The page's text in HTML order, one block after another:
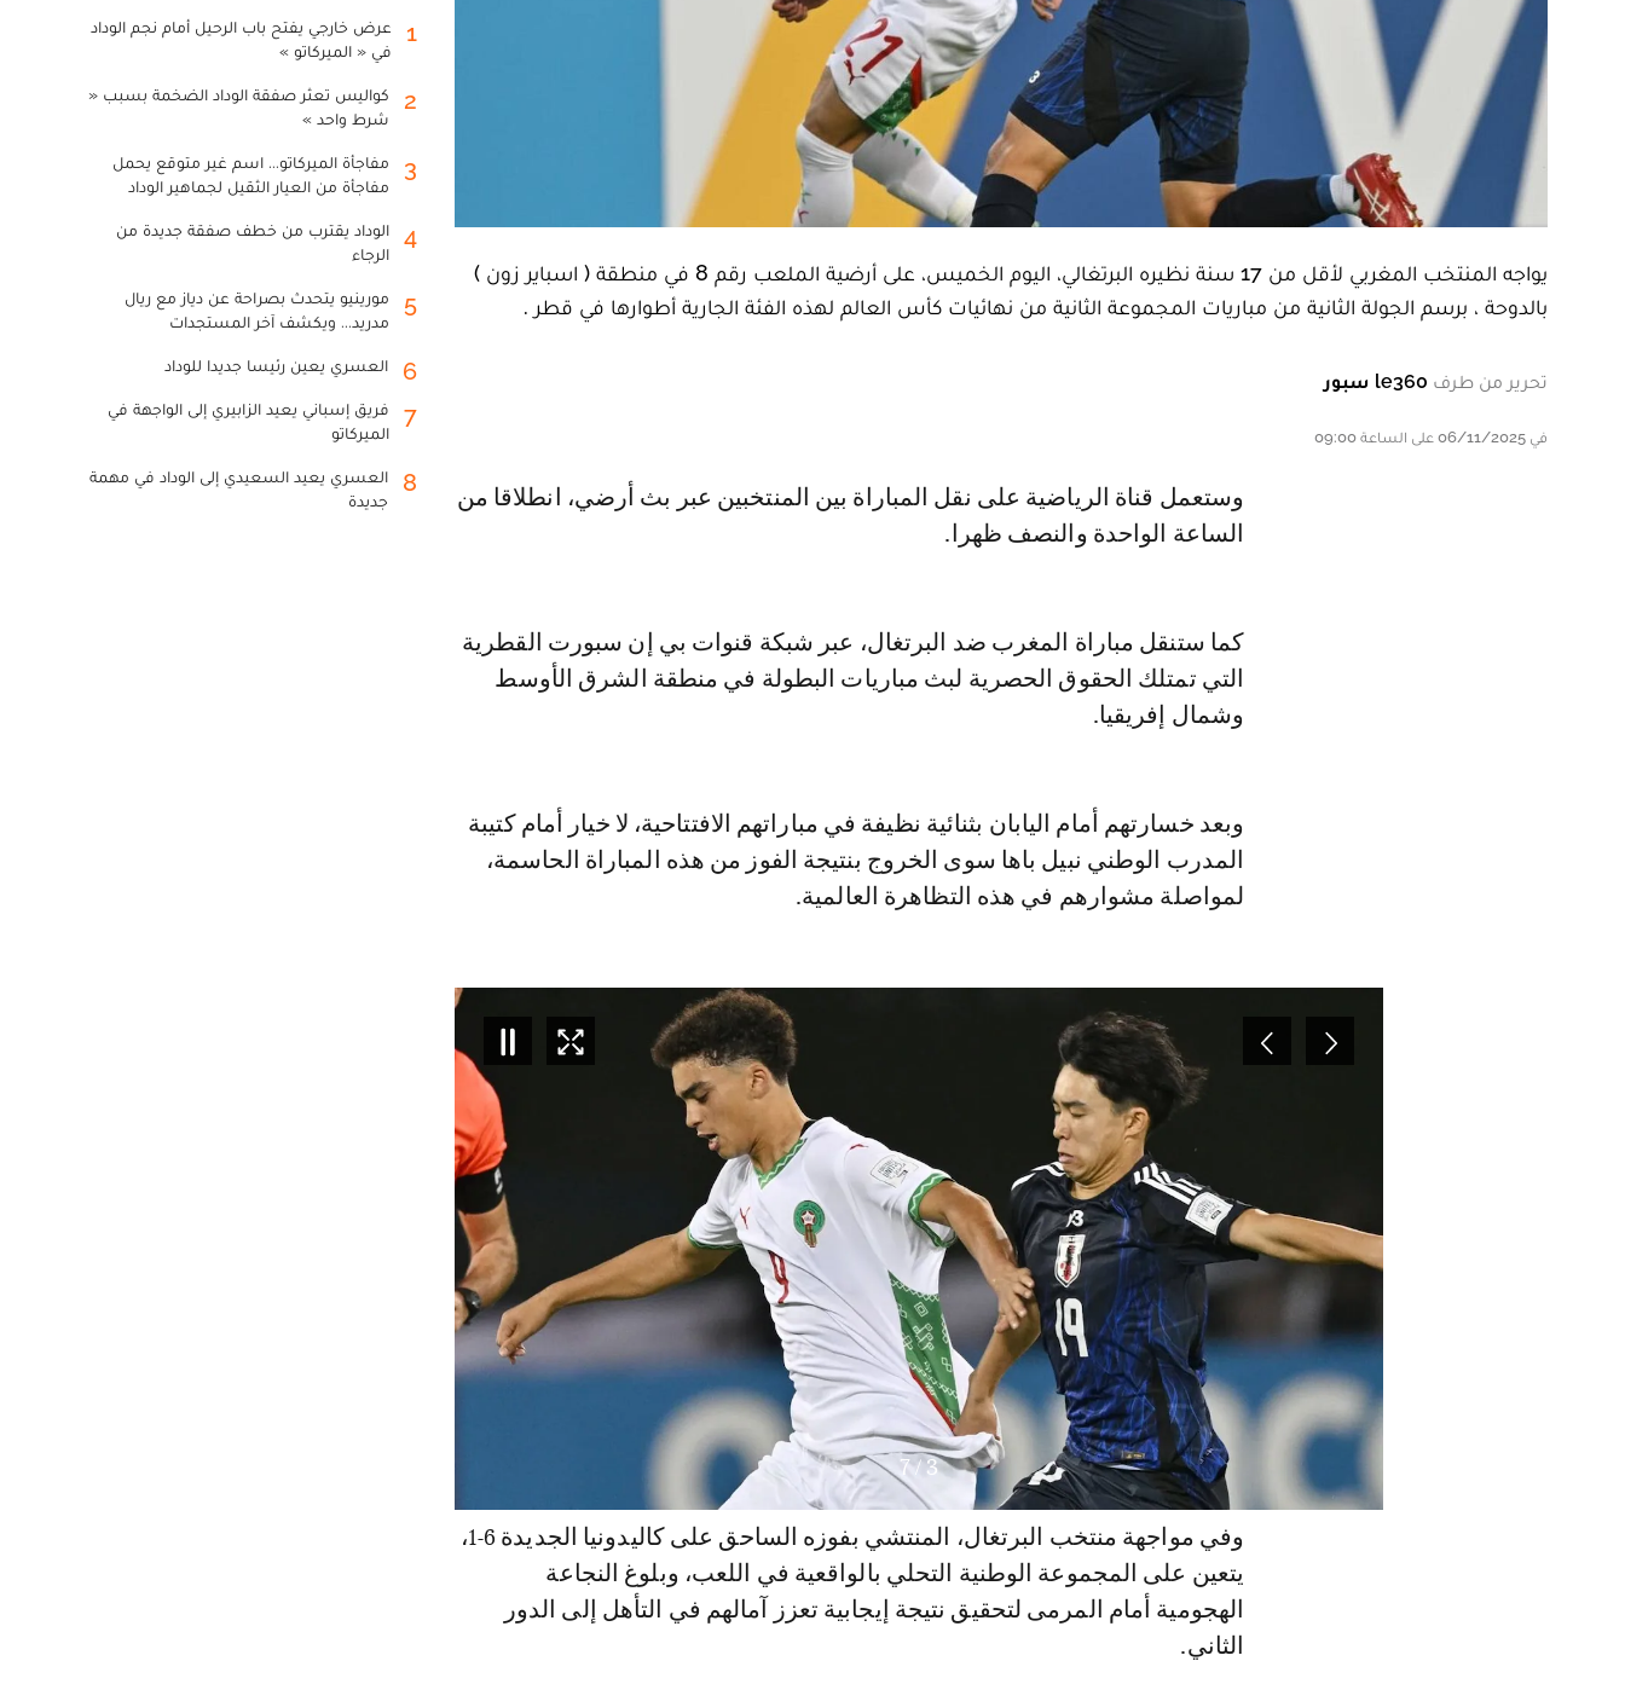
يواجه المنتخب المغربي لأقل من 17 سنة نظيره البرتغالي، اليوم الخميس، على أرضية الملعب رقم 8 في منطقة ( اسباير زون )
بالدوحة ، برسم الجولة الثانية من مباريات المجموعة الثانية من نهائيات كأس العالم لهذه الفئة الجارية أطوارها في قطر .
تحرير من طرف le360 سبور
في 06/11/2025 على الساعة 09:00
وستعمل قناة الرياضية على نقل المباراة بين المنتخبين عبر بث أرضي، انطلاقا من
الساعة الواحدة والنصف ظهرا.
كما ستنقل مباراة المغرب ضد البرتغال، عبر شبكة قنوات بي إن سبورت القطرية
التي تمتلك الحقوق الحصرية لبث مباريات البطولة في منطقة الشرق الأوسط
وشمال إفريقيا.
وبعد خسارتهم أمام اليابان بثنائية نظيفة في مباراتهم الافتتاحية، لا خيار أمام كتيبة
المدرب الوطني نبيل باها سوى الخروج بنتيجة الفوز من هذه المباراة الحاسمة،
لمواصلة مشوارهم في هذه التظاهرة العالمية.
3
/
7
وفي مواجهة منتخب البرتغال، المنتشي بفوزه الساحق على كاليدونيا الجديدة 6-1،
يتعين على المجموعة الوطنية التحلي بالواقعية في اللعب، وبلوغ النجاعة
الهجومية أمام المرمى لتحقيق نتيجة إيجابية تعزز آمالهم في التأهل إلى الدور
الثاني.
1
عرض خارجي يفتح باب الرحيل أمام نجم الوداد
في « الميركاتو »
2
كواليس تعثر صفقة الوداد الضخمة بسبب «
شرط واحد »
3
مفاجأة الميركاتو... اسم غير متوقع يحمل
مفاجأة من العيار الثقيل لجماهير الوداد
4
الوداد يقترب من خطف صفقة جديدة من
الرجاء
5
مورينيو يتحدث بصراحة عن دياز مع ريال
مدريد... ويكشف آخر المستجدات
6 العسري يعين رئيسا جديدا للوداد
7
فريق إسباني يعيد الزابيري إلى الواجهة في
الميركاتو
8
العسري يعيد السعيدي إلى الوداد في مهمة
جديدة